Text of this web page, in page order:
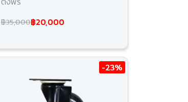
฿35,000฿20,000
-23%